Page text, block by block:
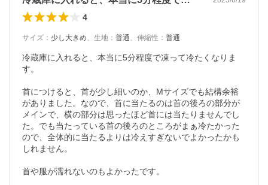
4
サイズ ： 少し大きめ、 生地 ： 普通、 伸縮性 ： 普通
冷蔵庫に入れると、本当に5分程度で凍って冷たくなりま
す。
首につけると、首が少し細いのか、Mサイズでも結構余裕
がありました。なので、首に当たるのは首の後ろの部分が
メインで、横の部分は思ったほど首には当たりませんでし
た。でも当たっている首の後ろのところがまぁ冷たかった
ので、全体的に当たるよりは冷えすぎないでよかったかも
しれません。
首や服が濡れないのもよかったです。